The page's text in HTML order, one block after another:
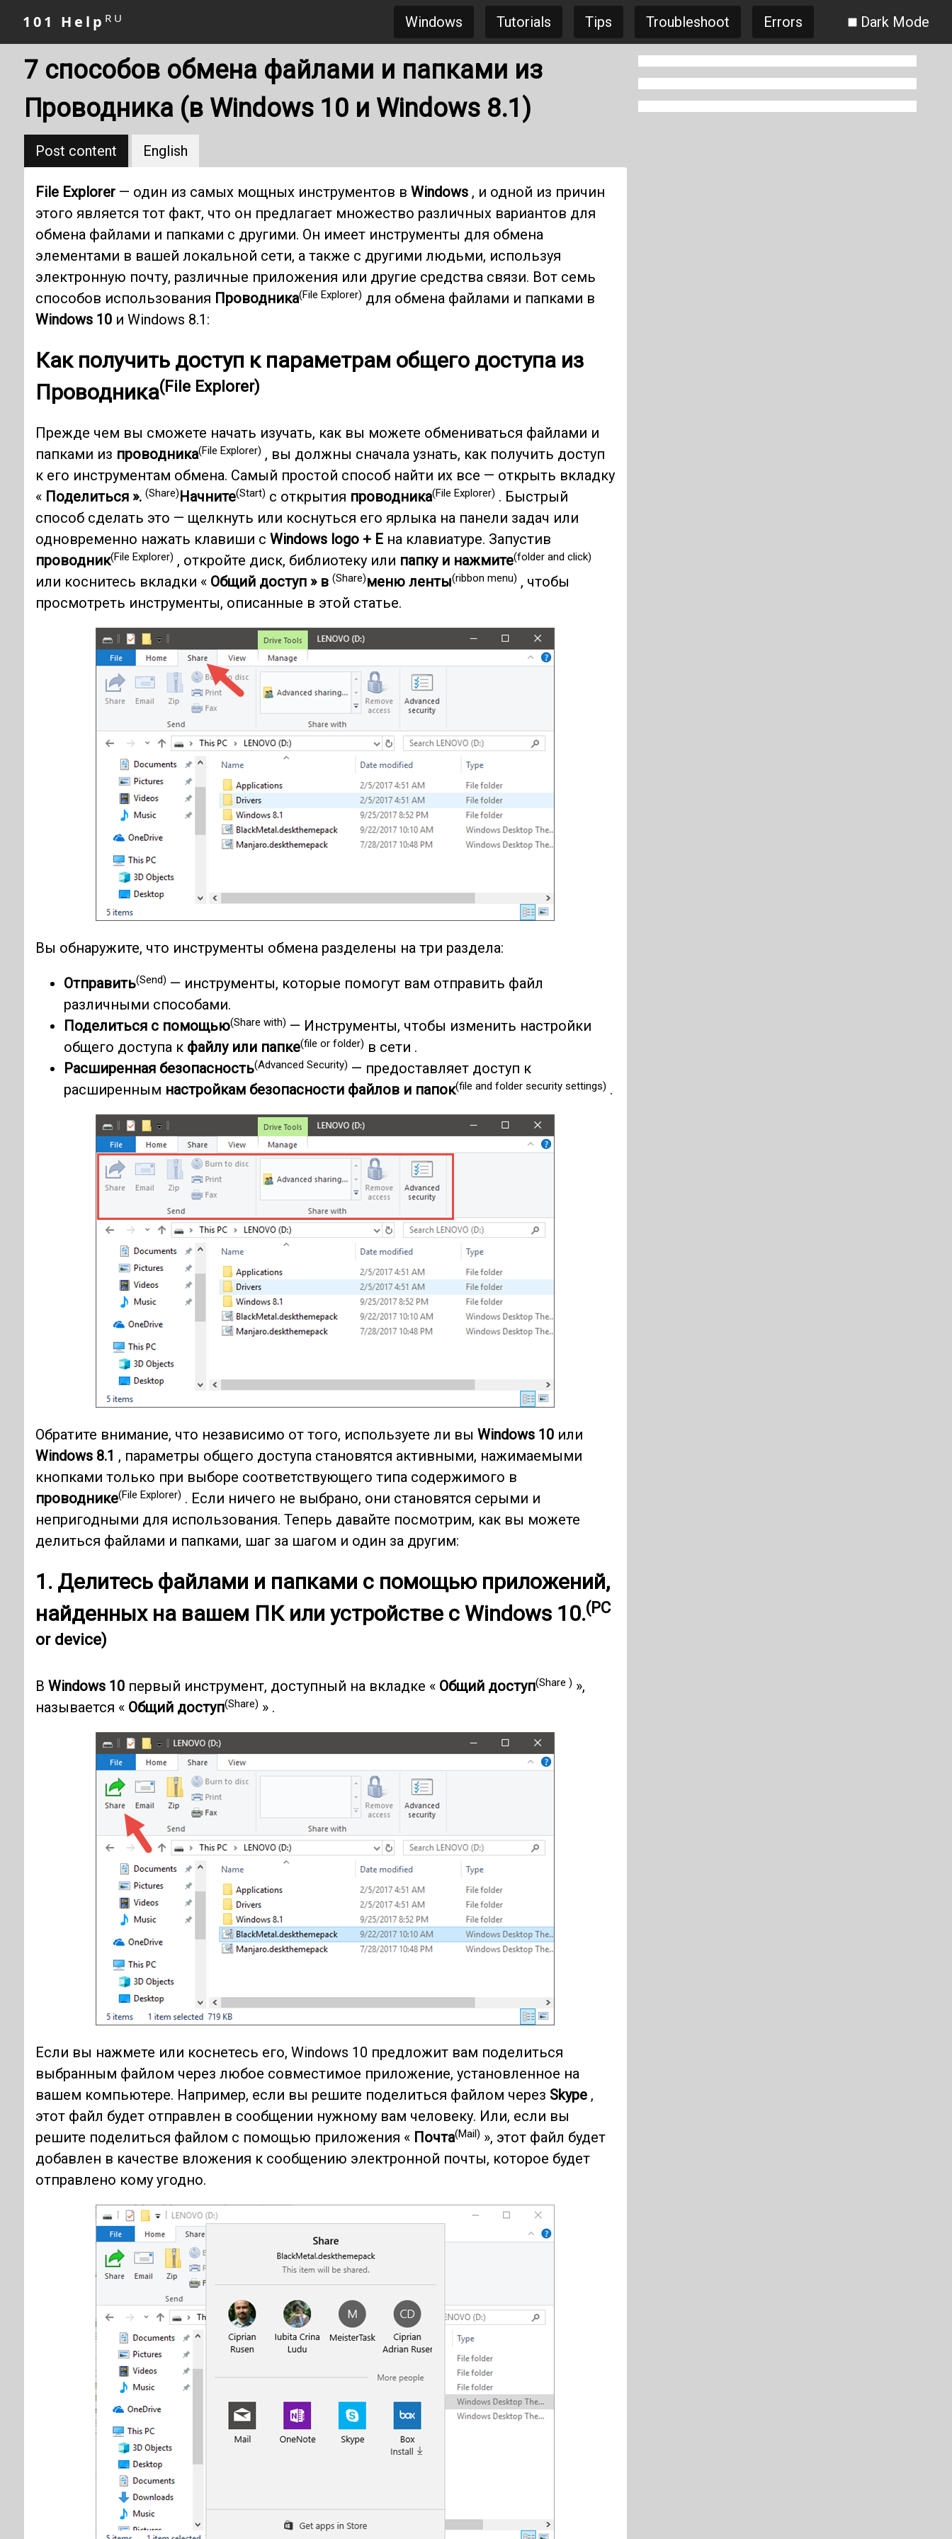
101 Help RU Windows Tutorials Tips Troubleshoot Errors Dark Mode
7 способов обмена файлами и папками из
Проводника (в Windows 10 и Windows 8.1)
Post content English
File Explorer— один из самых мощных инструментов в Windows, и одной из причин
этого является тот факт, что он предлагает множество различных вариантов для
обмена файлами и папками с другими. Он имеет инструменты для обмена
элементами в вашей локальной сети, а также с другими людьми, используя
электронную почту, различные приложения или другие средства связи. Вот семь
способов использования Проводника(File Explorer) для обмена файлами и папками в
Windows 10и Windows 8.1:
Как получить доступ к параметрам общего доступа из
Проводника(File Explorer)
Прежде чем вы сможете начать изучать, как вы можете обмениваться файлами и
папками из проводника(File Explorer) , вы должны сначала узнать, как получить доступ
к его инструментам обмена. Самый простой способ найти их все — открыть вкладку
« Поделиться ». (Share)Начните(Start) с открытия проводника(File Explorer) . Быстрый
способ сделать это — щелкнуть или коснуться его ярлыка на панели задач или
одновременно нажать клавиши с Windows logo + Eна клавиатуре. Запустив
проводник(File Explorer) , откройте диск, библиотеку или папку и нажмите(folder and click)
или коснитесь вкладки « Общий доступ » в (Share)меню ленты(ribbon menu) , чтобы
просмотреть инструменты, описанные в этой статье.
Вы обнаружите, что инструменты обмена разделены на три раздела:
Отправить(Send) — инструменты, которые помогут вам отправить файл
различными способами.
Поделиться с помощью(Share with) — Инструменты, чтобы изменить настройки
общего доступа к файлу или папке(file or folder) в сети .
Расширенная безопасность(Advanced Security) — предоставляет доступ к
расширенным настройкам безопасности файлов и папок(file and folder security settings) .
Обратите внимание, что независимо от того, используете ли вы Windows 10или
Windows 8.1 , параметры общего доступа становятся активными, нажимаемыми
кнопками только при выборе соответствующего типа содержимого в
проводнике(File Explorer) . Если ничего не выбрано, они становятся серыми и
непригодными для использования. Теперь давайте посмотрим, как вы можете
делиться файлами и папками, шаг за шагом и один за другим:
1. Делитесь файлами и папками с помощью приложений,
найденных на вашем ПК или устройстве с Windows 10.(PC
or device)
В Windows 10первый инструмент, доступный на вкладке « Общий доступ(Share ) »,
называется « Общий доступ(Share) » .
Если вы нажмете или коснетесь его, Windows 10 предложит вам поделиться
выбранным файлом через любое совместимое приложение, установленное на
вашем компьютере. Например, если вы решите поделиться файлом через Skype,
этот файл будет отправлен в сообщении нужному вам человеку. Или, если вы
решите поделиться файлом с помощью приложения « Почта(Mail) », этот файл будет
добавлен в качестве вложения к сообщению электронной почты, которое будет
отправлено кому угодно.